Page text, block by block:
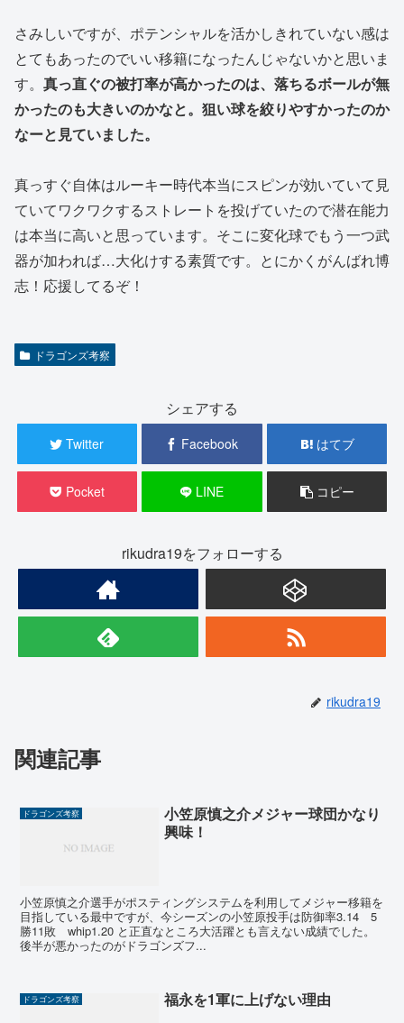
さみしいですが、ポテンシャルを活かしきれていない感は
とてもあったのでいい移籍になったんじゃないかと思いま
す。 真っ直ぐの被打率が高かったのは、落ちるボールが無
かったのも大きいのかなと。狙い球を絞りやすかったのか
なーと見ていました。
真っすぐ自体はルーキー時代本当にスピンが効いていて見
ていてワクワクするストレートを投げていたので潜在能力
は本当に高いと思っています。そこに変化球でもう一つ武
器が加われば…大化けする素質です。とにかくがんばれ博
志！応援してるぞ！
ドラゴンズ考察
シェアする
Twitter Facebook はてブ
Pocket LINE コピー
rikudra19をフォローする
rikudra19
関連記事
ドラゴンズ考察
小笠原慎之介メジャー球団かなり
興味！
小笠原慎之介選手がポスティングシステムを利用してメジャー移籍を
目指している最中ですが、今シーズンの小笠原投手は防御率3.14 5
勝11敗 whip1.20 と正直なところ大活躍とも言えない成績でした。
後半が悪かったのがドラゴンズフ...
ドラゴンズ考察 福永を1軍に上げない理由